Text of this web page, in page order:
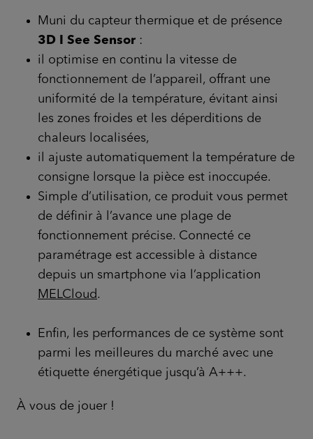
Muni du capteur thermique et de présence
3D I See Sensor :
il optimise en continu la vitesse de
fonctionnement de l’appareil, offrant une
uniformité de la température, évitant ainsi
les zones froides et les déperditions de
chaleurs localisées,
il ajuste automatiquement la température de
consigne lorsque la pièce est inoccupée.
Simple d’utilisation, ce produit vous permet
de définir à l’avance une plage de
fonctionnement précise. Connecté ce
paramétrage est accessible à distance
depuis un smartphone via l’application
MELCloud.
Enfin, les performances de ce système sont
parmi les meilleures du marché avec une
étiquette énergétique jusqu’à A+++.
À vous de jouer !